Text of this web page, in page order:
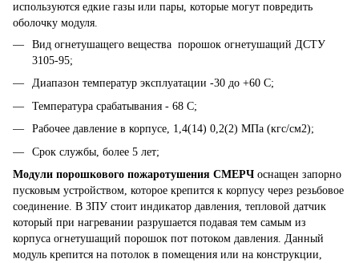
используются едкие газы или пары, которые могут повредить
оболочку модуля.
Вид огнетушащего вещества порошок огнетушащий ДСТУ
3105-95;
Диапазон температур эксплуатации -30 до +60 С;
Температура срабатывания - 68 С;
Рабочее давление в корпусе, 1,4(14) 0,2(2) МПа (кгс/см2);
Срок службы, более 5 лет;
Модули порошкового пожаротушения СМЕРЧ оснащен запорно
пусковым устройством, которое крепится к корпусу через резьбовое
соединение. В ЗПУ стоит индикатор давления, тепловой датчик
который при нагревании разрушается подавая тем самым из
корпуса огнетушащий порошок пот потоком давления. Данный
модуль крепится на потолок в помещения или на конструкции,